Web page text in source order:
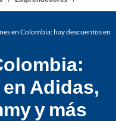
en Colombia: hay descuentos en
Adidas,
y más